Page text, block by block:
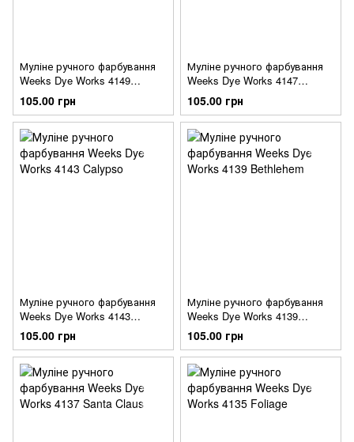
Муліне ручного фарбування
Weeks Dye Works 4149
Beachcomber
105.00 грн
Муліне ручного фарбування
Weeks Dye Works 4147
Spumoni
105.00 грн
Муліне ручного фарбування
Weeks Dye Works 4143
Calypso
105.00 грн
Муліне ручного фарбування
Weeks Dye Works 4139
Bethlehem
105.00 грн